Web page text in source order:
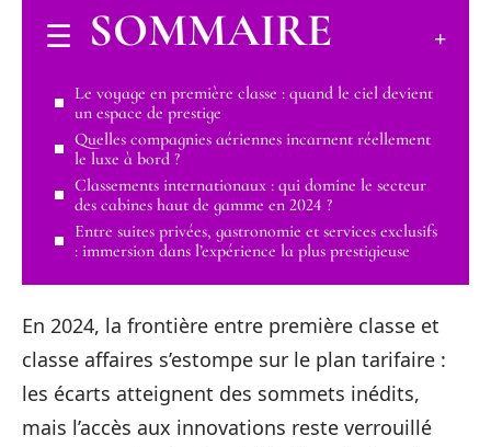
SOMMAIRE
Le voyage en première classe : quand le ciel devient
un espace de prestige
Quelles compagnies aériennes incarnent réellement
le luxe à bord ?
Classements internationaux : qui domine le secteur
des cabines haut de gamme en 2024 ?
Entre suites privées, gastronomie et services exclusifs
: immersion dans l’expérience la plus prestigieuse
En 2024, la frontière entre première classe et
classe affaires s’estompe sur le plan tarifaire :
les écarts atteignent des sommets inédits,
mais l’accès aux innovations reste verrouillé